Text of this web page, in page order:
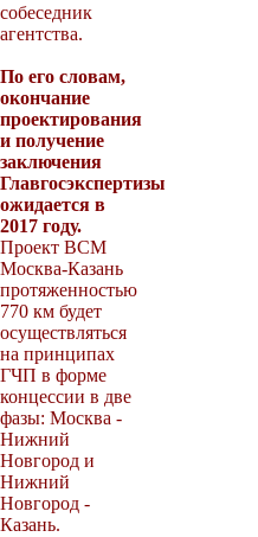
собеседник
агентства.
По его словам,
окончание
проектирования
и получение
заключения
Главгосэкспертизы
ожидается в
2017 году.
Проект ВСМ
Москва-Казань
протяженностью
770 км будет
осуществляться
на принципах
ГЧП в форме
концессии в две
фазы: Москва -
Нижний
Новгород и
Нижний
Новгород -
Казань.